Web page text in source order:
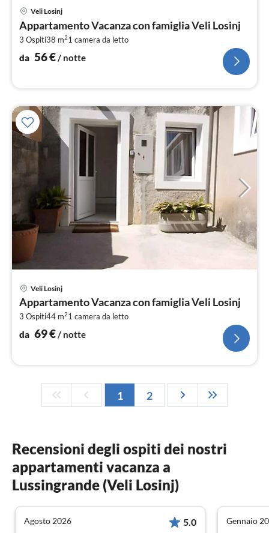
Veli Losinj
Appartamento Vacanza con famiglia Veli Losinj
3 Ospiti38 m21 camera da letto
da 56€/ notte
Veli Losinj
Appartamento Vacanza con famiglia Veli Losinj
3 Ospiti44 m21 camera da letto
da 69€/ notte
1 2
Recensioni degli ospiti dei nostri
appartamenti vacanza a
Lussingrande (Veli Losinj)
Agosto 2026 5.0 Gennaio